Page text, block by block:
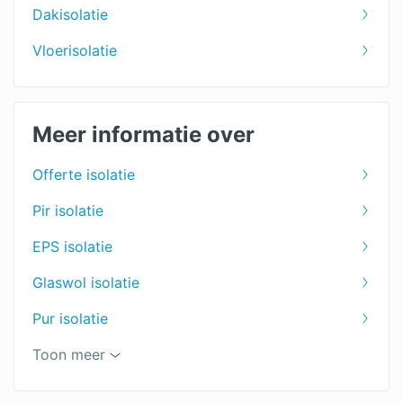
Dakisolatie
Vloerisolatie
Meer informatie over
Offerte isolatie
Pir isolatie
EPS isolatie
Glaswol isolatie
Pur isolatie
Isolatiemateriaal
Toon meer